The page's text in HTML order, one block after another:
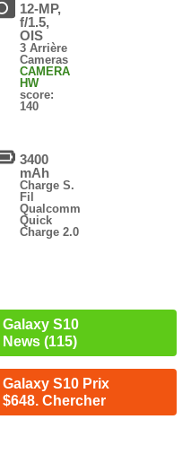
12-MP,
f/1.5,
OIS
3 Arrière
Cameras
CAMERA
HW
score:
140
3400
mAh
Charge S.
Fil
Qualcomm
Quick
Charge 2.0
Galaxy S10
News (115)
Galaxy S10 Prix
$648. Chercher